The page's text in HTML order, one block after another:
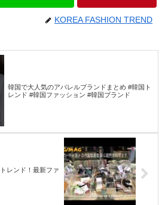
KOREA FASHION TREND
韓国で大人気のアパレルブランドまとめ #韓国ト
レンド #韓国ファッション #韓国ブランド
レンド！最新ファ